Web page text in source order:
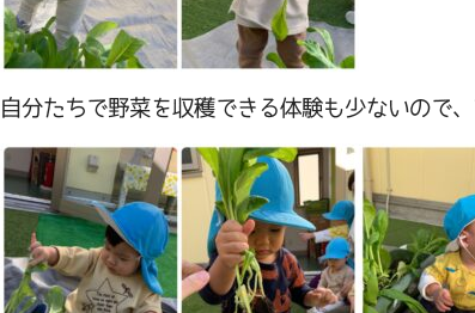
自分たちで野菜を収穫できる体験も少ないので